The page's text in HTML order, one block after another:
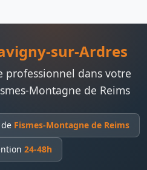
sur-Ardres
professionnel dans votre
Montagne de Reims
Fismes-Montagne de Reims
24-48h